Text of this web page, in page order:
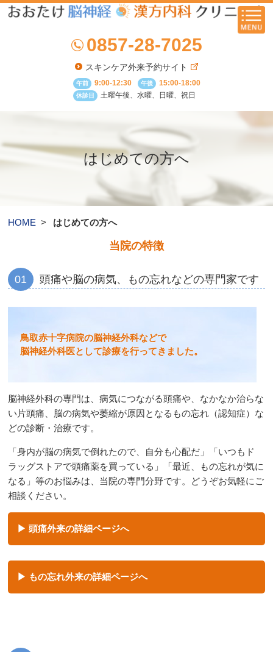
0857-28-7025
スキンケア外来予約サイト
午前 9:00-12:30 午後 15:00-18:00
休診日 土曜午後、水曜、日曜、祝日
はじめての方へ
HOME はじめての方へ
当院の特徴
01 頭痛や脳の病気、もの忘れなどの専門家です
鳥取赤十字病院の脳神経外科などで
脳神経外科医として診療を行ってきました。
脳神経外科の専門は、病気につながる頭痛や、なかなか治らな
い片頭痛、脳の病気や萎縮が原因となるもの忘れ（認知症）な
どの診断・治療です。
「身内が脳の病気で倒れたので、自分も心配だ」「いつもド
ラッグストアで頭痛薬を買っている」「最近、もの忘れが気に
なる」等のお悩みは、当院の専門分野です。どうぞお気軽にご
相談ください。
頭痛外来の詳細ページへ
もの忘れ外来の詳細ページへ